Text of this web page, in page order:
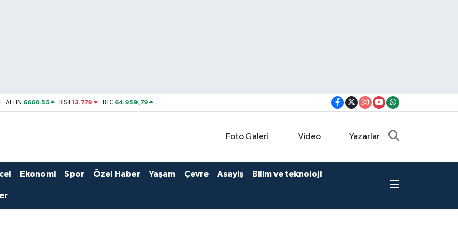
ALTIN 6660.55 BİST13.779 BTC 64.959,79
Foto Galeri Video Yazarlar
Ekonomi Spor Özel Haber Yaşam Çevre Asayiş Bilim ve teknoloji